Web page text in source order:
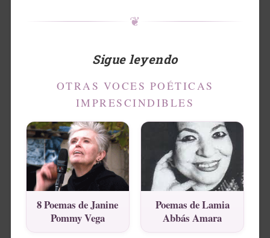
❦
Sigue leyendo
OTRAS VOCES POÉTICAS
IMPRESCINDIBLES
8 Poemas de Janine
Pommy Vega
Poemas de Lamia
Abbás Amara